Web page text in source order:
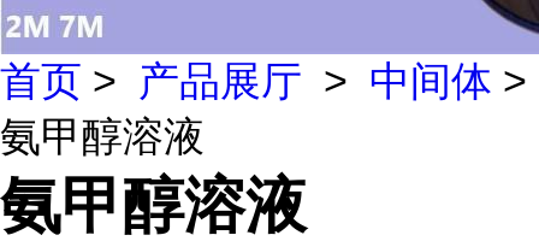
首页 > 产品展厅 > 中间体 >
氨甲醇溶液
氨甲醇溶液